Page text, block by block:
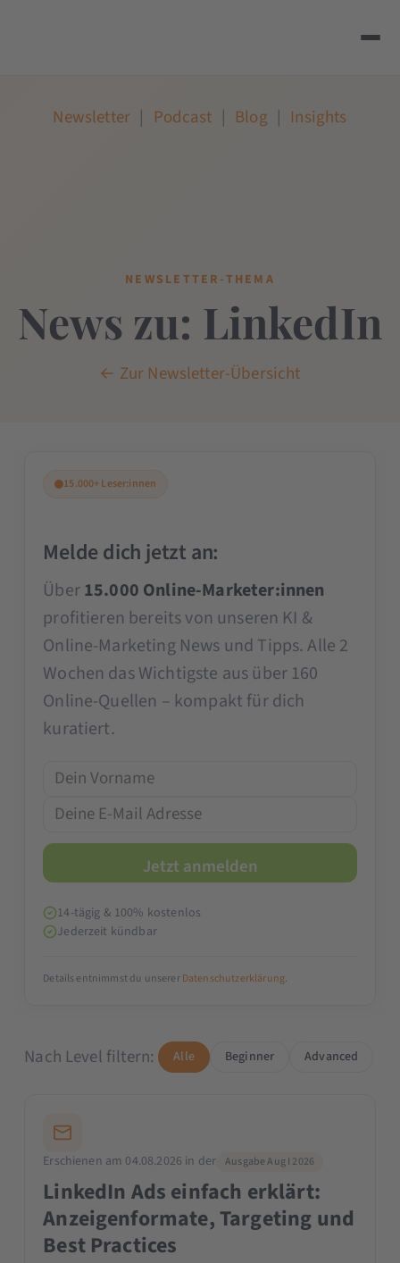
Newsletter | Podcast | Blog | Insights
NEWSLETTER-THEMA
News zu: LinkedIn
← Zur Newsletter-Übersicht
15.000+ Leser:innen
Melde dich jetzt an:
Über15.000 Online-Marketer:innen
profitieren bereits von unseren KI &
Online-Marketing News und Tipps. Alle 2
Wochen das Wichtigste aus über 160
Online-Quellen – kompakt für dich
kuratiert.
14-tägig & 100% kostenlos
Jederzeit kündbar
Details entnimmst du unsererDatenschutzerklärung.
Nach Level filtern: Alle Beginner Advanced
Erschienen am 04.08.2026 in der Ausgabe Aug I 2026
LinkedIn Ads einfach erklärt:
Anzeigenformate, Targeting und
Best Practices